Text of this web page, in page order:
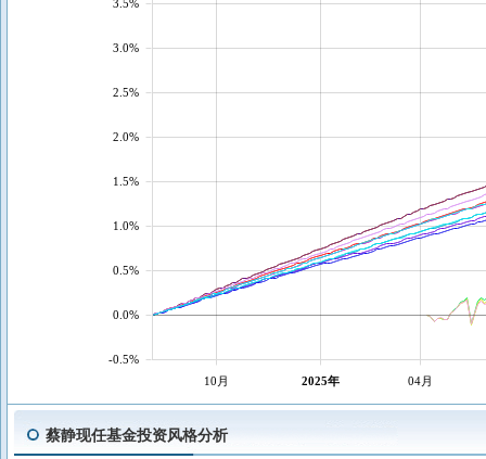
10月 2025年 04月
-0.5%
0.0%
0.5%
1.0%
1.5%
2.0%
2.5%
3.0%
3.5%
蔡静现任基金投资风格分析